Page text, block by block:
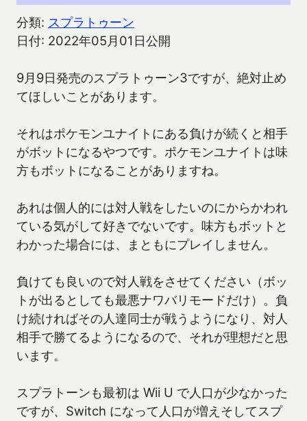
分類: スプラトゥーン
日付: 2022年05月01日公開
9月9日発売のスプラトゥーン3ですが、絶対止め
てほしいことがあります。
それはポケモンユナイトにある負けが続くと相手
がボットになるやつです。ポケモンユナイトは味
方もボットになることがありますね。
あれは個人的には対人戦をしたいのにからかわれ
ている気がして好きでないです。味方もボットと
わかった場合には、まともにプレイしません。
負けても良いので対人戦をさせてください（ボッ
トが出るとしても最悪ナワバリモードだけ）。負
け続ければその人達同士が戦うようになり、対人
相手で勝てるようになるので、それが理想だと思
います。
スプラトーンも最初は Wii U で人口が少なかった
ですが、Switch になって人口が増えそしてスプ